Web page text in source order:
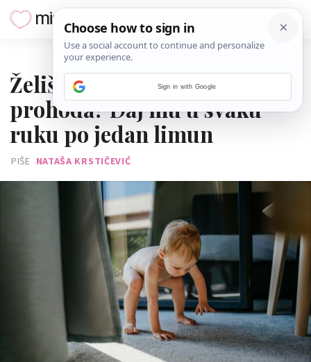
Želiš pomoći djetetu da
prohoda? Daj mu u svaku
ruku po jedan limun
PIŠE NATAŠA KRSTIČEVIĆ
Sign in with Google